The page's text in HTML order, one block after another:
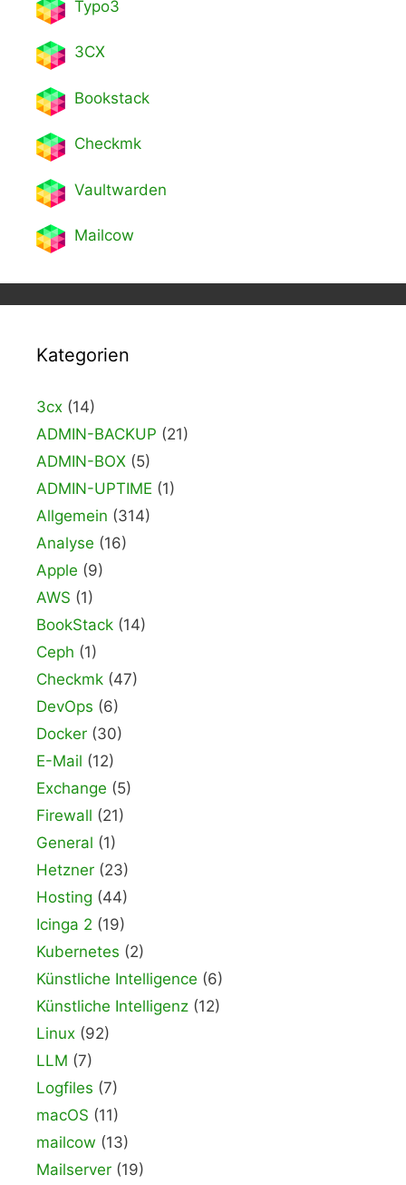
Typo3
3CX
Bookstack
Checkmk
Vaultwarden
Mailcow
Kategorien
3cx (14)
ADMIN-BACKUP (21)
ADMIN-BOX (5)
ADMIN-UPTIME (1)
Allgemein (314)
Analyse (16)
Apple (9)
AWS (1)
BookStack (14)
Ceph (1)
Checkmk (47)
DevOps (6)
Docker (30)
E-Mail (12)
Exchange (5)
Firewall (21)
General (1)
Hetzner (23)
Hosting (44)
Icinga 2 (19)
Kubernetes (2)
Künstliche Intelligence (6)
Künstliche Intelligenz (12)
Linux (92)
LLM (7)
Logfiles (7)
macOS (11)
mailcow (13)
Mailserver (19)